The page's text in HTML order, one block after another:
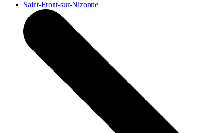
Saint-Front-sur-Nizonne